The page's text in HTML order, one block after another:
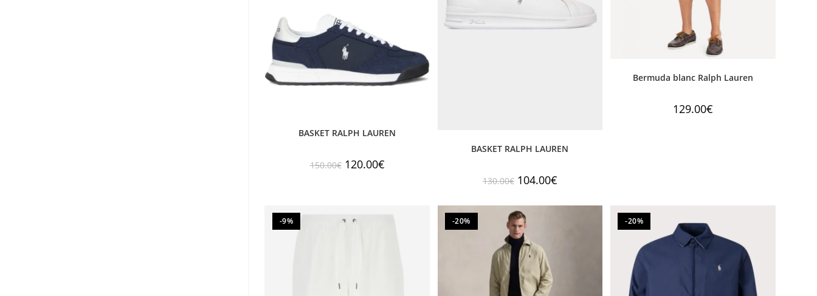
BASKET RALPH LAUREN
150.00€ 120.00€
BASKET RALPH LAUREN
130.00€ 104.00€
Bermuda blanc Ralph Lauren
129.00€
-9% -20% -20%